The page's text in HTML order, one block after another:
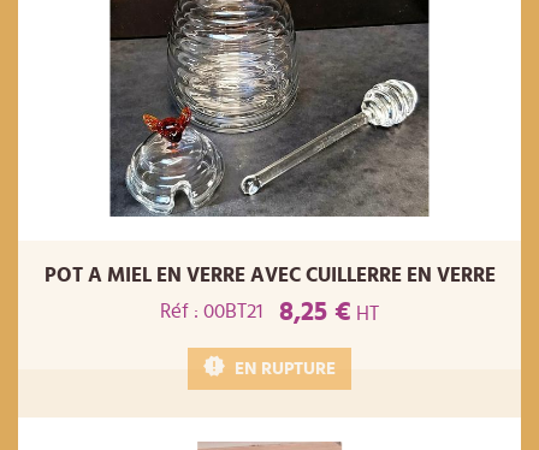
POT A MIEL EN VERRE AVEC CUILLERRE EN VERRE
Réf : 00BT21
8,25 € HT
EN RUPTURE